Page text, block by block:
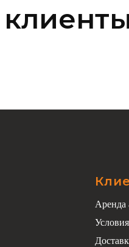
Аренда